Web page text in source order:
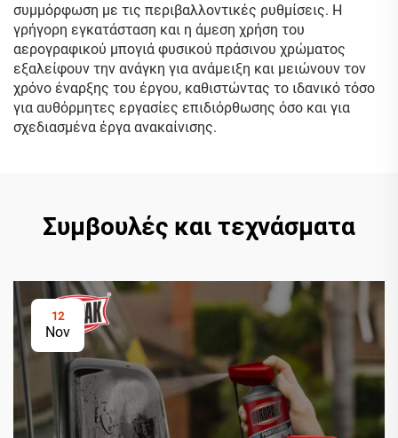
συμμόρφωση με τις περιβαλλοντικές ρυθμίσεις. Η
γρήγορη εγκατάσταση και η άμεση χρήση του
αερογραφικού μπογιά φυσικού πράσινου χρώματος
εξαλείφουν την ανάγκη για ανάμειξη και μειώνουν τον
χρόνο έναρξης του έργου, καθιστώντας το ιδανικό τόσο
για αυθόρμητες εργασίες επιδιόρθωσης όσο και για
σχεδιασμένα έργα ανακαίνισης.
Συμβουλές και τεχνάσματα
12
Nov